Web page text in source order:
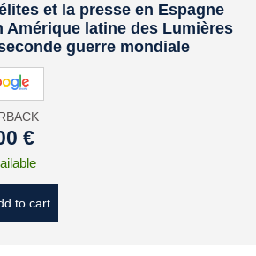
et la presse en Espagne
Amérique latine des Lumières
guerre mondiale
€
to cart